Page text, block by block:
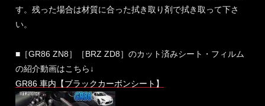
す。残った場合は材質に合った拭き取り剤で拭き取って下さ
い。
■［GR86 ZN8］［BRZ ZD8］のカット済みシート・フィルム
の紹介動画はこちら↓
GR86 車内【ブラックカーボンシート】